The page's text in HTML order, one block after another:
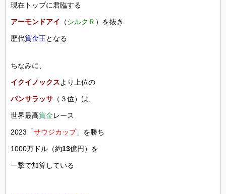
現在トップに君臨する
アーモンドアイ （シルクＲ ）を抜き
歴代賞金王となる
ちなみに、
イクイノックスより上位の
パンサラッサ （３位）は、
世界最高賞金レース
2023「サウジカップ」を勝ち
1000万ドル（約13億円）を
一撃で加算している